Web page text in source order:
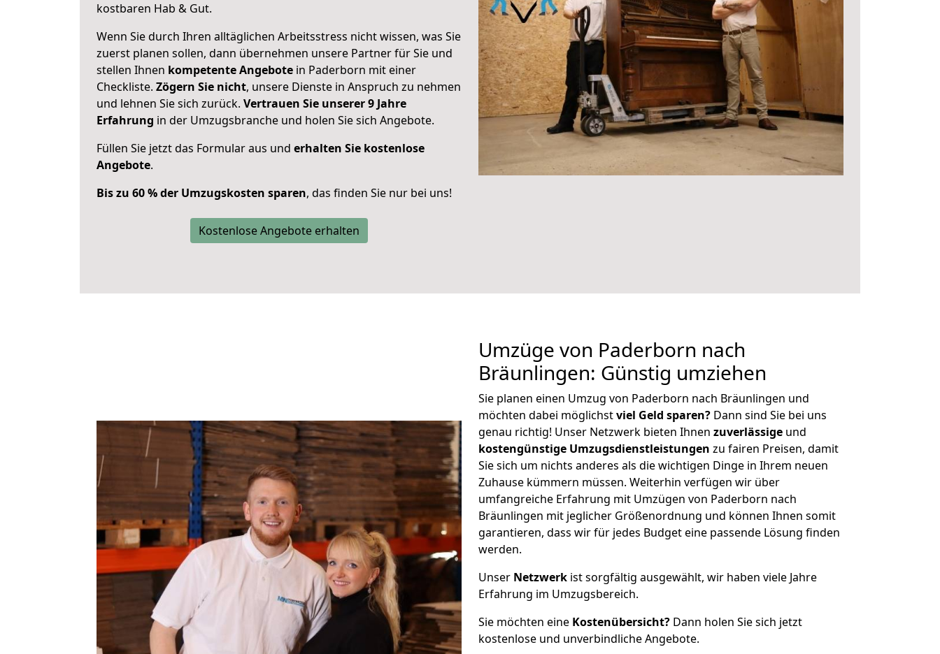
kostbaren Hab & Gut.
Wenn Sie durch Ihren alltäglichen Arbeitsstress nicht wissen, was Sie
zuerst planen sollen, dann übernehmen unsere Partner für Sie und
stellen Ihnen kompetente Angebote in Paderborn mit einer
Checkliste. Zögern Sie nicht, unsere Dienste in Anspruch zu nehmen
und lehnen Sie sich zurück. Vertrauen Sie unserer 9 Jahre
Erfahrung in der Umzugsbranche und holen Sie sich Angebote.
Füllen Sie jetzt das Formular aus und erhalten Sie kostenlose
Angebote.
Bis zu 60 % der Umzugskosten sparen, das finden Sie nur bei uns!
Kostenlose Angebote erhalten
Umzüge von Paderborn nach
Bräunlingen: Günstig umziehen
Sie planen einen Umzug von Paderborn nach Bräunlingen und
möchten dabei möglichstviel Geld sparen? Dann sind Sie bei uns
genau richtig! Unser Netzwerk bieten Ihnen zuverlässige und
kostengünstige Umzugsdienstleistungen zu fairen Preisen, damit
Sie sich um nichts anderes als die wichtigen Dinge in Ihrem neuen
Zuhause kümmern müssen. Weiterhin verfügen wir über
umfangreiche Erfahrung mit Umzügen von Paderborn nach
Bräunlingen mit jeglicher Größenordnung und können Ihnen somit
garantieren, dass wir für jedes Budget eine passende Lösung finden
werden.
Unser Netzwerk ist sorgfältig ausgewählt, wir haben viele Jahre
Erfahrung im Umzugsbereich.
Sie möchten eine Kostenübersicht? Dann holen Sie sich jetzt
kostenlose und unverbindliche Angebote.